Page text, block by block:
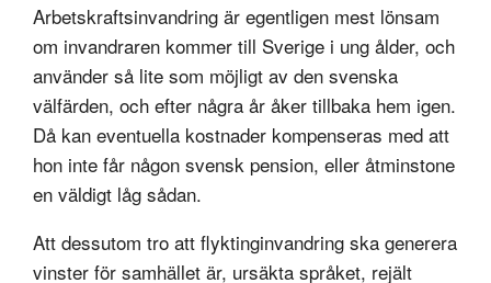
Arbetskraftsinvandring är egentligen mest lönsam
om invandraren kommer till Sverige i ung ålder, och
använder så lite som möjligt av den svenska
välfärden, och efter några år åker tillbaka hem igen.
Då kan eventuella kostnader kompenseras med att
hon inte får någon svensk pension, eller åtminstone
en väldigt låg sådan.
Att dessutom tro att flyktinginvandring ska generera
vinster för samhället är, ursäkta språket, rejält